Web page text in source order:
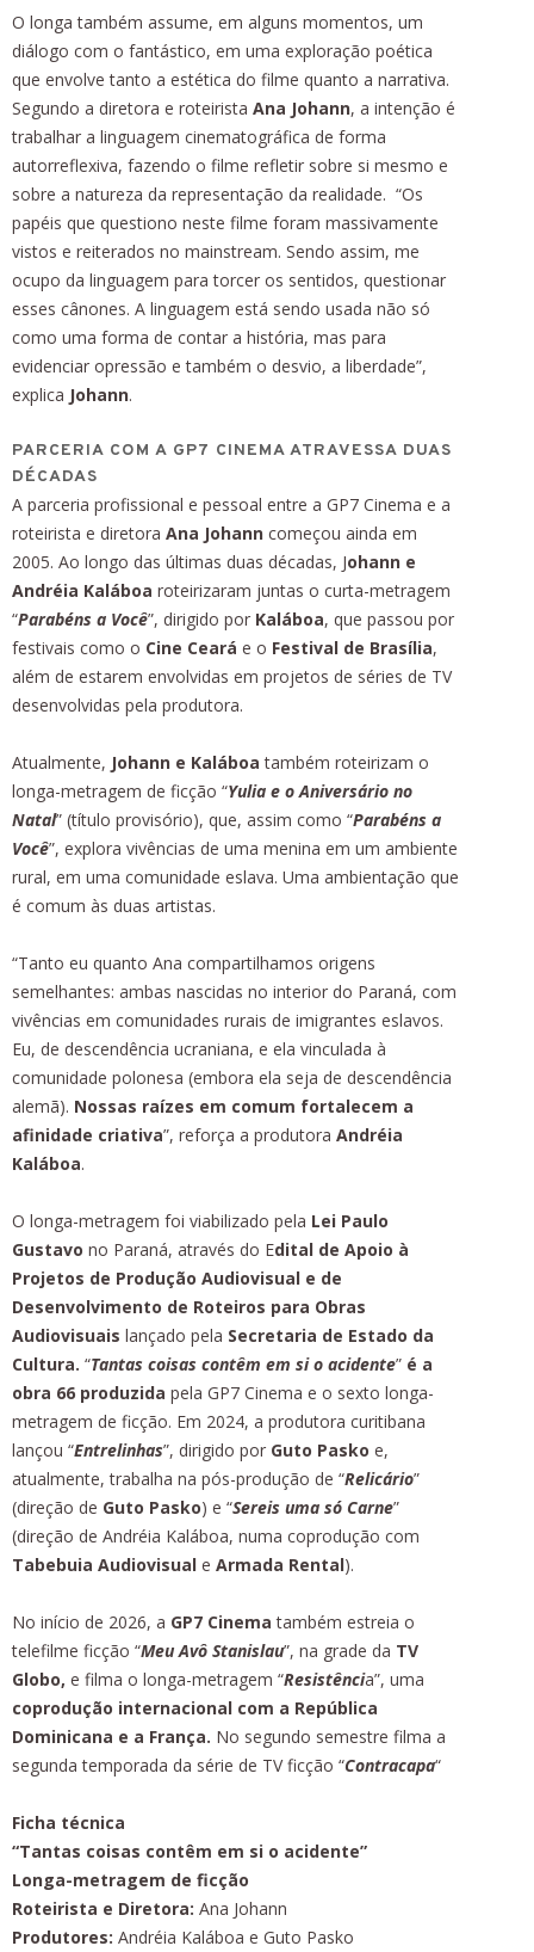
O longa também assume, em alguns momentos, um
diálogo com o fantástico, em uma exploração poética
que envolve tanto a estética do filme quanto a narrativa.
Segundo a diretora e roteirista Ana Johann, a intenção é
trabalhar a linguagem cinematográfica de forma
autorreflexiva, fazendo o filme refletir sobre si mesmo e
sobre a natureza da representação da realidade. “Os
papéis que questiono neste filme foram massivamente
vistos e reiterados no mainstream. Sendo assim, me
ocupo da linguagem para torcer os sentidos, questionar
esses cânones. A linguagem está sendo usada não só
como uma forma de contar a história, mas para
evidenciar opressão e também o desvio, a liberdade”,
explica Johann.
PARCERIA COM A GP7 CINEMA ATRAVESSA DUAS
DÉCADAS
A parceria profissional e pessoal entre a GP7 Cinema e a
roteirista e diretora Ana Johann começou ainda em
2005. Ao longo das últimas duas décadas, Johann e
Andréia Kaláboa roteirizaram juntas o curta-metragem
“Parabéns a Você”, dirigido por Kaláboa, que passou por
festivais como o Cine Ceará e o Festival de Brasília,
além de estarem envolvidas em projetos de séries de TV
desenvolvidas pela produtora.
Atualmente, Johann e Kaláboa também roteirizam o
longa-metragem de ficção “Yulia e o Aniversário no
Natal” (título provisório), que, assim como “Parabéns a
Você”, explora vivências de uma menina em um ambiente
rural, em uma comunidade eslava. Uma ambientação que
é comum às duas artistas.
“Tanto eu quanto Ana compartilhamos origens
semelhantes: ambas nascidas no interior do Paraná, com
vivências em comunidades rurais de imigrantes eslavos.
Eu, de descendência ucraniana, e ela vinculada à
comunidade polonesa (embora ela seja de descendência
alemã). Nossas raízes em comum fortalecem a
afinidade criativa”, reforça a produtora Andréia
Kaláboa.
O longa-metragem foi viabilizado pela Lei Paulo
Gustavo no Paraná, através do Edital de Apoio à
Projetos de Produção Audiovisual e de
Desenvolvimento de Roteiros para Obras
Audiovisuais lançado pela Secretaria de Estado da
Cultura. “Tantas coisas contêm em si o acidente” é a
obra 66 produzida pela GP7 Cinema e o sexto longa-
metragem de ficção. Em 2024, a produtora curitibana
lançou “Entrelinhas”, dirigido por Guto Pasko e,
atualmente, trabalha na pós-produção de “Relicário”
(direção de Guto Pasko) e “Sereis uma só Carne”
(direção de Andréia Kaláboa, numa coprodução com
Tabebuia Audiovisual e Armada Rental).
No início de 2026, a GP7 Cinema também estreia o
telefilme ficção “Meu Avô Stanislau”, na grade da TV
Globo, e filma o longa-metragem “Resistência”, uma
coprodução internacional com a República
Dominicana e a França. No segundo semestre filma a
segunda temporada da série de TV ficção “Contracapa“
Ficha técnica
“Tantas coisas contêm em si o acidente”
Longa-metragem de ficção
Roteirista e Diretora: Ana Johann
Produtores: Andréia Kaláboa e Guto Pasko